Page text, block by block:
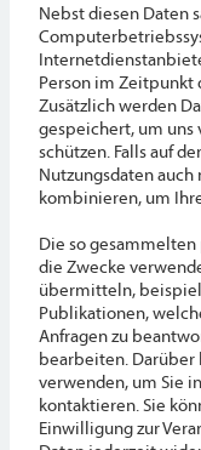
Nebst diesen Daten
Person im Zeitpunkt
Zusätzlich werden
gespeichert, um
schützen. Falls auf
Nutzungsdaten
kombinieren, um
Die so
die Zwecke
übermitteln,
Publikationen,
Anfragen zu
bearbeiten. Darüber
verwenden, um Sie
kontaktieren. Sie
Einwilligung zur